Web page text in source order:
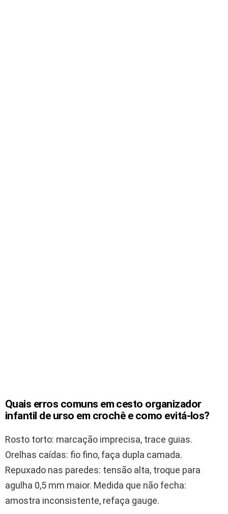
Quais erros comuns em cesto organizador
infantil de urso em crochê e como evitá-los?
Rosto torto: marcação imprecisa, trace guias.
Orelhas caídas: fio fino, faça dupla camada.
Repuxado nas paredes: tensão alta, troque para
agulha 0,5 mm maior. Medida que não fecha:
amostra inconsistente, refaça gauge.